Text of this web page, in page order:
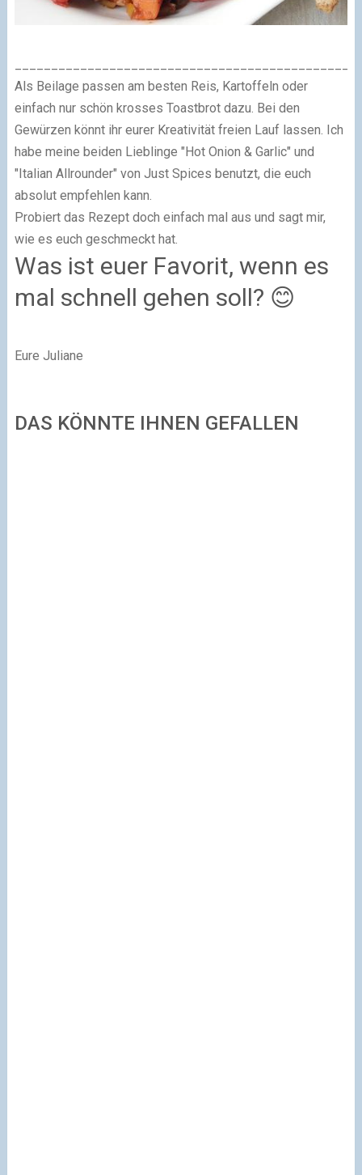
Als Beilage passen am besten Reis, Kartoffeln oder
einfach nur schön krosses Toastbrot dazu. Bei den
Gewürzen könnt ihr eurer Kreativität freien Lauf lassen. Ich
habe meine beiden Lieblinge "Hot Onion & Garlic" und
"Italian Allrounder" von Just Spices benutzt, die euch
absolut empfehlen kann.
Probiert das Rezept doch einfach mal aus und sagt mir,
wie es euch geschmeckt hat.
Was ist euer Favorit, wenn es
mal schnell gehen soll? 😊
Eure Juliane
DAS KÖNNTE IHNEN GEFALLEN